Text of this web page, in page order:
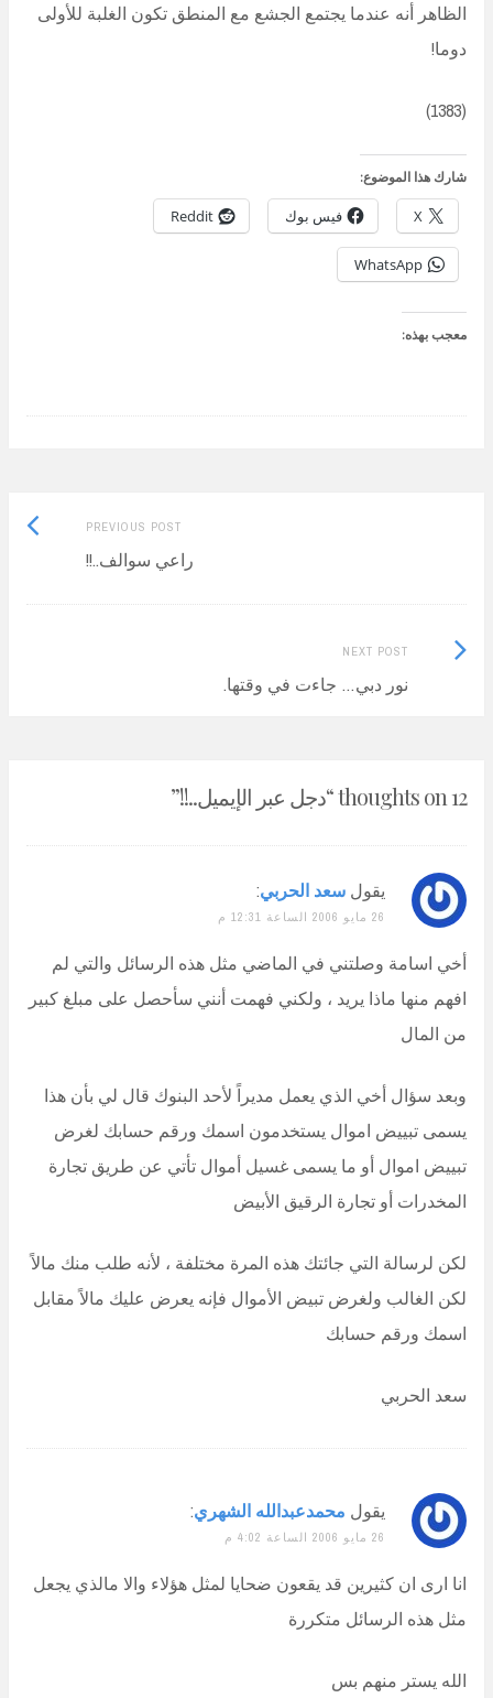
الظاهر أنه عندما يجتمع الجشع مع المنطق تكون الغلبة للأولى
دوما!
(1383)
شارك هذا الموضوع:
X فيس بوك Reddit
WhatsApp
معجب بهذه:
PREVIOUS POST
Previous
post:راعي سوالف..!!
NEXT POST
نور دبي… جاءت في وقتها.
Next
Post:
12 thoughts on “ دجل عبر الإيميل..!!”
يقول سعد الحربي:
26 مايو 2006 الساعة 12:31 م
أخي اسامة وصلتني في الماضي مثل هذه الرسائل والتي لم
افهم منها ماذا يريد ، ولكني فهمت أنني سأحصل على مبلغ كبير
من المال
وبعد سؤال أخي الذي يعمل مديراً لأحد البنوك قال لي بأن هذا
يسمى تبييض اموال يستخدمون اسمك ورقم حسابك لغرض
تبييض اموال أو ما يسمى غسيل أموال تأتي عن طريق تجارة
المخدرات أو تجارة الرقيق الأبيض
لكن لرسالة التي جائتك هذه المرة مختلفة ، لأنه طلب منك مالاً
لكن الغالب ولغرض تبيض الأموال فإنه يعرض عليك مالاً مقابل
اسمك ورقم حسابك
سعد الحربي
يقول محمدعبدالله الشهري:
26 مايو 2006 الساعة 4:02 م
انا ارى ان كثيرين قد يقعون ضحايا لمثل هؤلاء والا مالذي يجعل
مثل هذه الرسائل متكررة
الله يستر منهم بس